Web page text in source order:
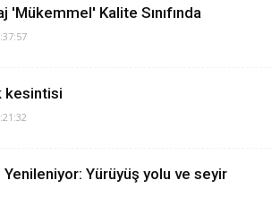
'Mükemmel' Kalite Sınıfında
kesintisi
Yürüyüş yolu ve seyir